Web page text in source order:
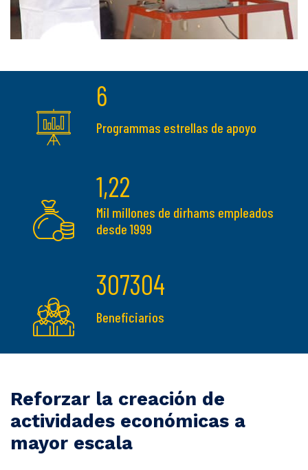
6
Programmas estrellas de apoyo
1,22
Mil millones de dirhams empleados
desde 1999
307304
Beneficiarios
Reforzar la creación de
actividades económicas a
mayor escala